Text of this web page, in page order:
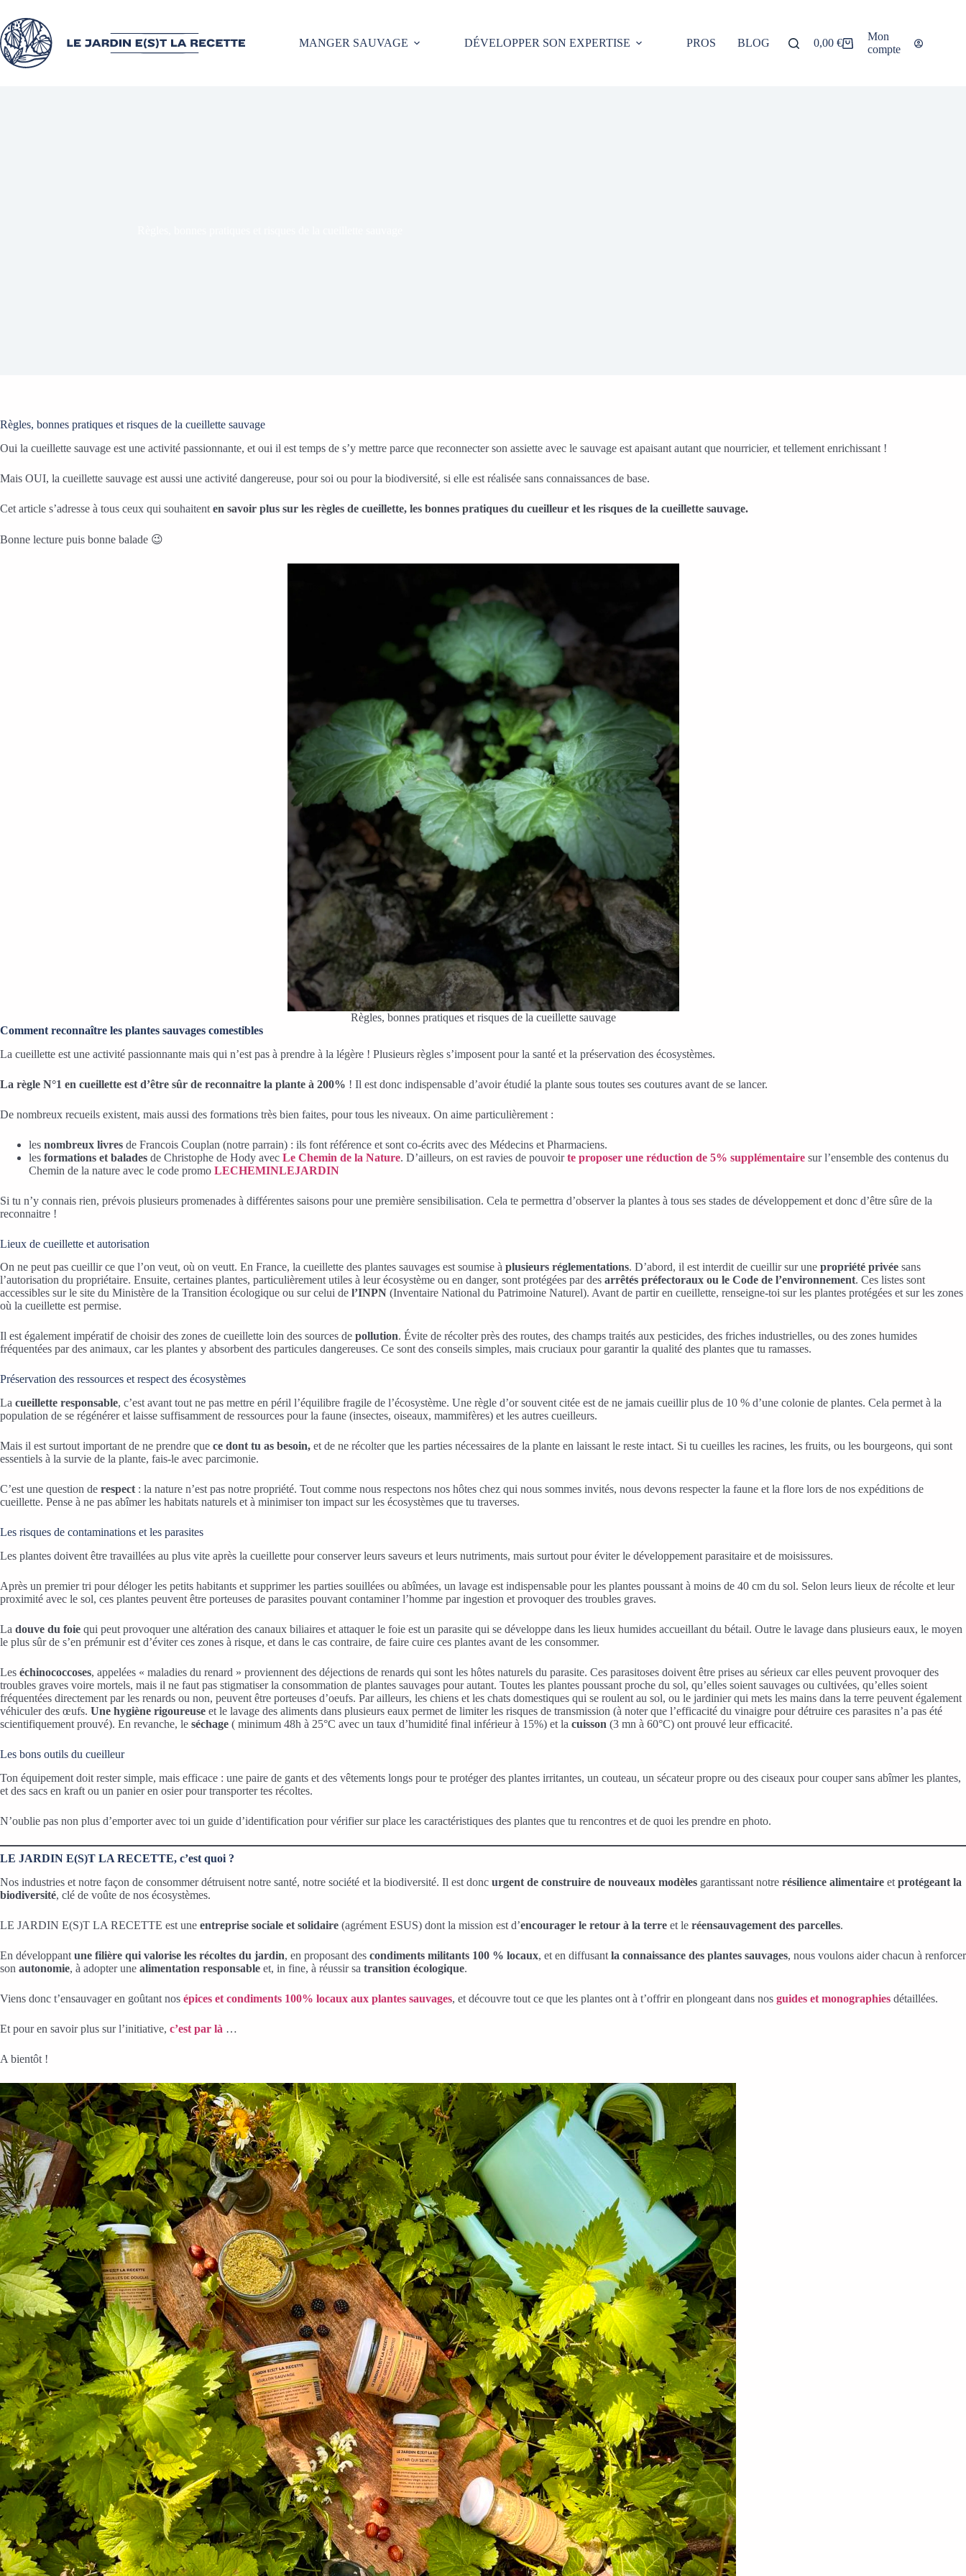
MANGER SAUVAGE DÉVELOPPER SON EXPERTISE PROS BLOG À PROPOS
0,00 €
Mon
compte
Règles, bonnes pratiques et risques de la cueillette sauvage
Oui la cueillette sauvage est une activité passionnante, et oui il est temps de s’y mettre parce que reconnecter son assiette avec le sauvage est apaisant autant que nourricier, et tellement enrichissant !
Mais OUI, la cueillette sauvage est aussi une activité dangereuse, pour soi ou pour la biodiversité, si elle est réalisée sans connaissances de base.
Cet article s’adresse à tous ceux qui souhaitent en savoir plus sur les règles de cueillette, les bonnes pratiques du cueilleur et les risques de la cueillette sauvage.
Bonne lecture puis bonne balade 😉
Règles, bonnes pratiques et risques de la cueillette sauvage
Comment reconnaître les plantes sauvages comestibles
La cueillette est une activité passionnante mais qui n’est pas à prendre à la légère ! Plusieurs règles s’imposent pour la santé et la préservation des écosystèmes.
La règle N°1 en cueillette est d’être sûr de reconnaitre la plante à 200% ! Il est donc indispensable d’avoir étudié la plante sous toutes ses coutures avant de se lancer.
De nombreux recueils existent, mais aussi des formations très bien faites, pour tous les niveaux. On aime particulièrement :
les nombreux livres de Francois Couplan (notre parrain) : ils font référence et sont co-écrits avec des Médecins et Pharmaciens.
les formations et balades de Christophe de Hody avec Le Chemin de la Nature. D’ailleurs, on est ravies de pouvoirte proposer une réduction de 5% supplémentaire sur l’ensemble des contenus du
Chemin de la nature avec le code promo LECHEMINLEJARDIN
Si tu n’y connais rien, prévois plusieurs promenades à différentes saisons pour une première sensibilisation. Cela te permettra d’observer la plantes à tous ses stades de développement et donc d’être sûre de la
reconnaitre !
Lieux de cueillette et autorisation
On ne peut pas cueillir ce que l’on veut, où on veutt. En France, la cueillette des plantes sauvages est soumise à plusieurs réglementations. D’abord, il est interdit de cueillir sur une propriété privée sans
l’autorisation du propriétaire. Ensuite, certaines plantes, particulièrement utiles à leur écosystème ou en danger, sont protégées par des arrêtés préfectoraux ou le Code de l’environnement. Ces listes sont
accessibles sur le site du Ministère de la Transition écologique ou sur celui de l’INPN (Inventaire National du Patrimoine Naturel). Avant de partir en cueillette, renseigne-toi sur les plantes protégées et sur les zones
où la cueillette est permise.
Il est également impératif de choisir des zones de cueillette loin des sources de pollution. Évite de récolter près des routes, des champs traités aux pesticides, des friches industrielles, ou des zones humides
fréquentées par des animaux, car les plantes y absorbent des particules dangereuses. Ce sont des conseils simples, mais cruciaux pour garantir la qualité des plantes que tu ramasses.
Préservation des ressources et respect des écosystèmes
La cueillette responsable, c’est avant tout ne pas mettre en péril l’équilibre fragile de l’écosystème. Une règle d’or souvent citée est de ne jamais cueillir plus de 10 % d’une colonie de plantes. Cela permet à la
population de se régénérer et laisse suffisamment de ressources pour la faune (insectes, oiseaux, mammifères) et les autres cueilleurs.
Mais il est surtout important de ne prendre que ce dont tu as besoin, et de ne récolter que les parties nécessaires de la plante en laissant le reste intact. Si tu cueilles les racines, les fruits, ou les bourgeons, qui sont
essentiels à la survie de la plante, fais-le avec parcimonie.
C’est une question de respect : la nature n’est pas notre propriété. Tout comme nous respectons nos hôtes chez qui nous sommes invités, nous devons respecter la faune et la flore lors de nos expéditions de
cueillette. Pense à ne pas abîmer les habitats naturels et à minimiser ton impact sur les écosystèmes que tu traverses.
Les risques de contaminations et les parasites
Les plantes doivent être travaillées au plus vite après la cueillette pour conserver leurs saveurs et leurs nutriments, mais surtout pour éviter le développement parasitaire et de moisissures.
Après un premier tri pour déloger les petits habitants et supprimer les parties souillées ou abîmées, un lavage est indispensable pour les plantes poussant à moins de 40 cm du sol. Selon leurs lieux de récolte et leur
proximité avec le sol, ces plantes peuvent être porteuses de parasites pouvant contaminer l’homme par ingestion et provoquer des troubles graves.
La douve du foie qui peut provoquer une altération des canaux biliaires et attaquer le foie est un parasite qui se développe dans les lieux humides accueillant du bétail. Outre le lavage dans plusieurs eaux, le moyen
le plus sûr de s’en prémunir est d’éviter ces zones à risque, et dans le cas contraire, de faire cuire ces plantes avant de les consommer.
Les échinococcoses, appelées « maladies du renard » proviennent des déjections de renards qui sont les hôtes naturels du parasite. Ces parasitoses doivent être prises au sérieux car elles peuvent provoquer des
troubles graves voire mortels, mais il ne faut pas stigmatiser la consommation de plantes sauvages pour autant. Toutes les plantes poussant proche du sol, qu’elles soient sauvages ou cultivées, qu’elles soient
fréquentées directement par les renards ou non, peuvent être porteuses d’oeufs. Par ailleurs, les chiens et les chats domestiques qui se roulent au sol, ou le jardinier qui mets les mains dans la terre peuvent également
véhiculer des œufs. Une hygiène rigoureuse et le lavage des aliments dans plusieurs eaux permet de limiter les risques de transmission (à noter que l’efficacité du vinaigre pour détruire ces parasites n’a pas été
scientifiquement prouvé). En revanche, le séchage ( minimum 48h à 25°C avec un taux d’humidité final inférieur à 15%) et la cuisson (3 mn à 60°C) ont prouvé leur efficacité.
Les bons outils du cueilleur
Ton équipement doit rester simple, mais efficace : une paire de gants et des vêtements longs pour te protéger des plantes irritantes, un couteau, un sécateur propre ou des ciseaux pour couper sans abîmer les plantes,
et des sacs en kraft ou un panier en osier pour transporter tes récoltes.
N’oublie pas non plus d’emporter avec toi un guide d’identification pour vérifier sur place les caractéristiques des plantes que tu rencontres et de quoi les prendre en photo.
LE JARDIN E(S)T LA RECETTE, c’est quoi ?
Nos industries et notre façon de consommer détruisent notre santé, notre société et la biodiversité. Il est donc urgent de construire de nouveaux modèles garantissant notre résilience alimentaire et protégeant la
biodiversité, clé de voûte de nos écosystèmes.
LE JARDIN E(S)T LA RECETTE est une entreprise sociale et solidaire (agrément ESUS) dont la mission est d’encourager le retour à la terre et le réensauvagement des parcelles.
En développant une filière qui valorise les récoltes du jardin, en proposant des condiments militants 100 % locaux, et en diffusant la connaissance des plantes sauvages, nous voulons aider chacun à renforcer
son autonomie, à adopter une alimentation responsable et, in fine, à réussir sa transition écologique.
Viens donc t’ensauvager en goûtant nos épices et condiments 100% locaux aux plantes sauvages, et découvre tout ce que les plantes ont à t’offrir en plongeant dans nos guides et monographies détaillées.
Et pour en savoir plus sur l’initiative, c’est par là …
A bientôt !